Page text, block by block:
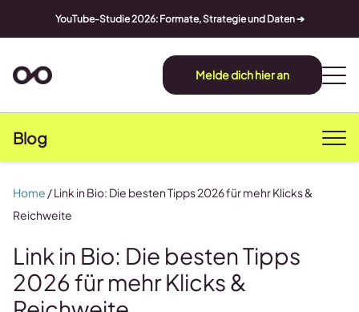
YouTube-Studie 2026: Formate, Strategie und Daten ➔
Melde dich hier an
Blog
Link in Bio: Die besten Tipps
2026 für mehr Klicks &
Home /Link in Bio: Die besten Tipps 2026 für mehr Klicks &
Reichweite